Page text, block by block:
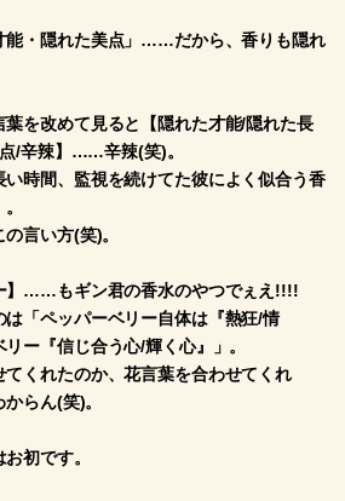
能・隠れた美点」……だから、香りも隠れ
葉を改めて見ると【隠れた才能/隠れた長
/辛辣】……辛辣(笑)。
い時間、監視を続けてた彼によく似合う香
言い方(笑)。
】……もギン君の香水のやつでぇえ!!!!
は「ペッパーベリー自体は『熱狂/情
ー『信じ合う心/輝く心』」。
くれたのか、花言葉を合わせてくれ
らん(笑)。
初です。